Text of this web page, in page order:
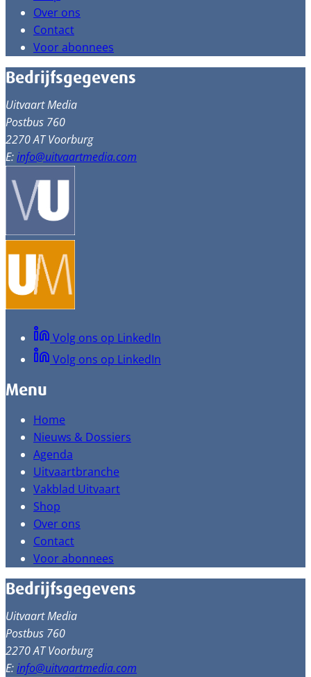
Over ons
Contact
Voor abonnees
Bedrijfsgegevens
Uitvaart Media
Postbus 760
2270 AT Voorburg
E:info@uitvaartmedia.com
Volg ons op LinkedIn
Volg ons op LinkedIn
Menu
Home
Nieuws & Dossiers
Agenda
Uitvaartbranche
Vakblad Uitvaart
Shop
Over ons
Contact
Voor abonnees
Bedrijfsgegevens
Uitvaart Media
Postbus 760
2270 AT Voorburg
E:info@uitvaartmedia.com